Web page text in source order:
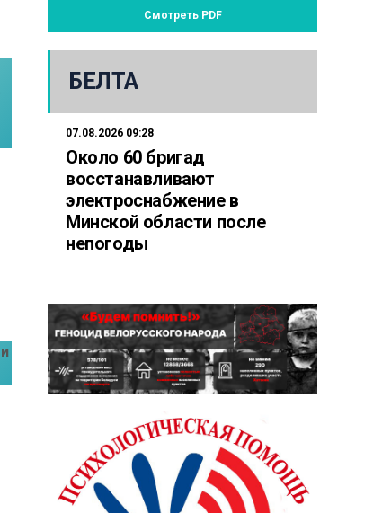
Смотреть PDF
БЕЛТА
07.08.2026 09:28
Около 60 бригад
восстанавливают
электроснабжение в
Минской области после
непогоды